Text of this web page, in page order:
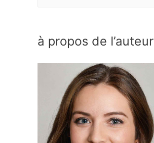
h
à propos de l’auteur